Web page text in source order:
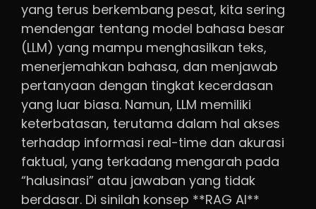
yang terus berkembang pesat, kita sering
mendengar tentang model bahasa besar
(LLM) yang mampu menghasilkan teks,
menerjemahkan bahasa, dan menjawab
pertanyaan dengan tingkat kecerdasan
yang luar biasa. Namun, LLM memiliki
keterbatasan, terutama dalam hal akses
terhadap informasi real-time dan akurasi
faktual, yang terkadang mengarah pada
“halusinasi” atau jawaban yang tidak
berdasar. Di sinilah konsep **RAG AI**